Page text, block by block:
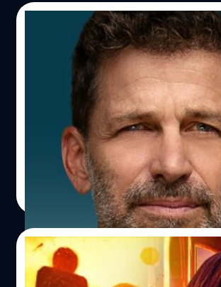
Zack Snyder ได้รับเกียรติจาก
ผู้กำกับคนแรกที่มีไอคอนโปรไ
Netflix ได้ประกาศผ่านบัญชี X ของตนว่า
สามารถเลือกตั้งค่าไอคอนโปรไฟล์เป็นภ
ไนเดอร์ ได้
ปรีดี ฤกษ์วลีกุล| 942 days ago
Read More
30/12/2023
มือเขียนบทยืนยัน ‘Rebel